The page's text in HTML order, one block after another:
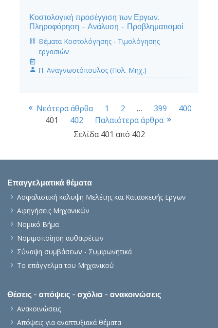
Κοστολογική προσέγγιση των Εργων.
Πληροφόρηση – Ανάλυση – Προβληματισμοί
Θέματα Κοστολόγησης - Τιμολόγησης
εργασιών
Π. Αναγνωστόπουλος (Πολ. Μηχ.)
Πλοήγηση
καταλόγου
Νεότερα άθρθα Σελίδα
1 Σελίδα
2 … Σελίδα
399 Σελίδα
400
Σελίδα
401 Σελίδα
402
Παλαιότερα άρθρα
Σελίδα 401 από 402
Επαγγελματικά θέματα
Ασφαλιστική κάλυψη Μελέτης και Κατασκευής Εργων
Αφηγήσεις Μηχανικών
Νομικό Βήμα
Νομιμοποίηση αυθαιρέτων
Σύναψη συμβάσεων - Συμφωνητικά
Το επάγγελμα του Μηχανικού
Θέσεις - απόψεις - σχόλια - ανακοινώσεις
Ανακοινώσεις
Απόψεις για αναπτυξιακά θέματα